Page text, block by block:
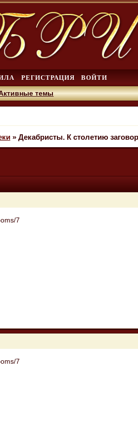
РЕГИСТРАЦИЯ ВОЙТИ
темы
» Декабристы. К столетию